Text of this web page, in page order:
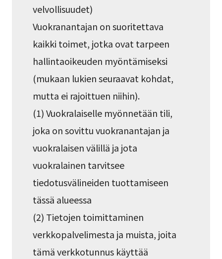
velvollisuudet)
Vuokranantajan on suoritettava
kaikki toimet, jotka ovat tarpeen
hallintaoikeuden myöntämiseksi
(mukaan lukien seuraavat kohdat,
mutta ei rajoittuen niihin).
(1) Vuokralaiselle myönnetään tili,
joka on sovittu vuokranantajan ja
vuokralaisen välillä ja jota
vuokralainen tarvitsee
tiedotusvälineiden tuottamiseen
tässä alueessa
(2) Tietojen toimittaminen
verkkopalvelimesta ja muista, joita
tämä verkkotunnus käyttää